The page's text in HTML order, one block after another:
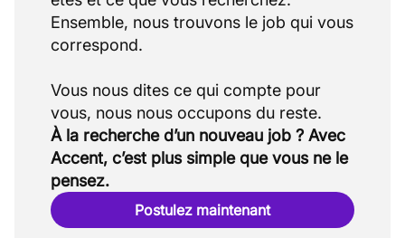
Ensemble, nous trouvons le job qui vous
correspond.
Vous nous dites ce qui compte pour
À la recherche d’un nouveau job ? Avec
Accent, c’est plus simple que vous ne le
pensez.
Postulez maintenant